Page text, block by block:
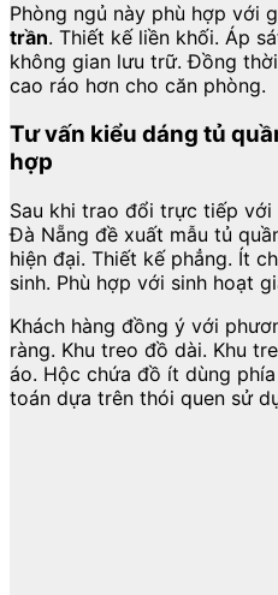
Phòng ngủ này phù hợp với
trần. Thiết kế liền khối. Áp
không gian lưu trữ. Đồng
cao ráo hơn cho căn phòng.
Tư vấn kiểu dáng tủ
hợp
Sau khi trao đổi trực tiếp với
Đà Nẵng đề xuất mẫu tủ
hiện đại. Thiết kế phẳng. Ít
sinh. Phù hợp với sinh hoạt
Khách hàng đồng ý với
ràng. Khu treo đồ dài. Khu
áo. Hộc chứa đồ ít dùng
toán dựa trên thói quen sử